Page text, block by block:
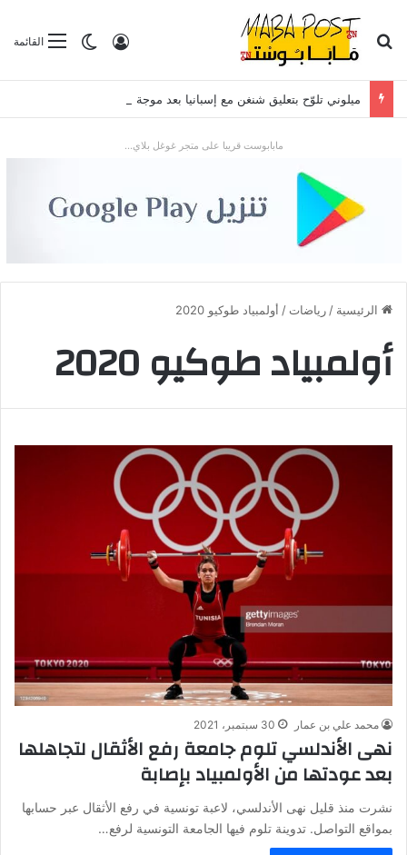
القائمةالوضع
تسجيل الدخول بحث عن
ميلوني تلوّح بتعليق شنغن مع إسبانيا بعد موجة الهجرة في سبتة
مابابوست قريبا على متجر غوغل بلاي...
الرئيسية / رياضات / أولمبياد طوكيو 2020
أولمبياد طوكيو 2020
محمد علي بن عمار 30 سبتمبر، 2021
نهى الأندلسي تلوم جامعة رفع الأثقال لتجاهلها
بعد عودتها من الأولمبياد بإصابة
نشرت منذ قليل نهى الأندلسي، لاعبة تونسية في رفع الأثقال عبر حسابها
بمواقع التواصل. تدوينة تلوم فيها الجامعة التونسية لرفع…